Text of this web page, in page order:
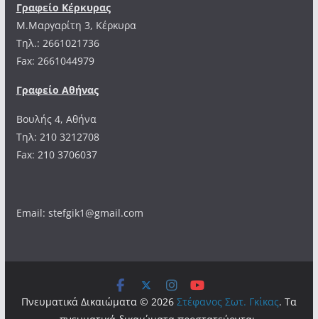
Γραφείο Κέρκυρας
Μ.Μαργαρίτη 3, Κέρκυρα
Tηλ.: 2661021736
Fax: 2661044979
Γραφείο Αθήνας
Βουλής 4, Αθήνα
Τηλ: 210 3212708
Fax: 210 3706037
Email: stefgik1@gmail.com
Πνευματικά Δικαιώματα © 2026 Στέφανος Σωτ. Γκίκας. Τα